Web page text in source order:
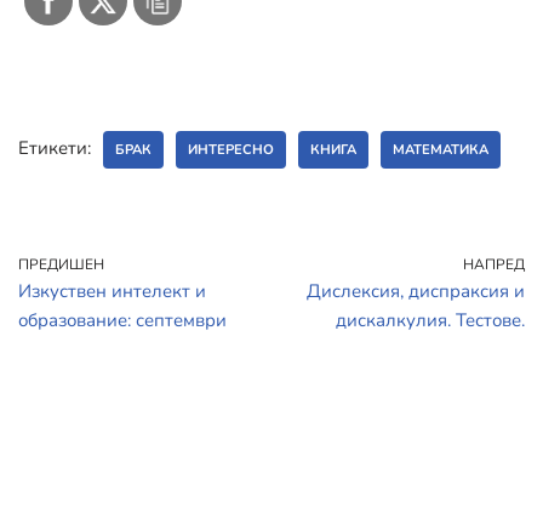
Етикети: БРАК ИНТЕРЕСНО КНИГА МАТЕМАТИКА
ПРЕДИШЕН
Изкуствен интелект и
образование: септември
НАПРЕД
Дислексия, диспраксия и
дискалкулия. Тестове.